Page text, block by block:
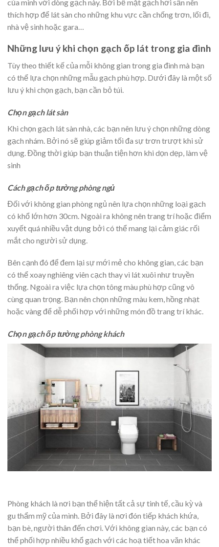
của mình với dòng gạch này. Bởi bề mặt gạch hơi sần nên
thích hợp để lát sàn cho những khu vực cần chống trơn, lối đi,
nhà vệ sinh hoặc gara…
Những lưu ý khi chọn gạch ốp lát trong gia đình
Tùy theo thiết kế của mỗi không gian trong gia đình mà bạn
có thể lựa chọn những mẫu gạch phù hợp. Dưới đây là một số
lưu ý khi chọn gạch, bạn cần bỏ túi.
Chọn gạch lát sàn
Khi chọn gạch lát sàn nhà, các bạn nên lưu ý chọn những dòng
gạch nhám. Bởi nó sẽ giúp giảm tối đa sự trơn trượt khi sử
dụng. Đồng thời giúp bạn thuận tiện hơn khi dọn dẹp, làm vệ
sinh
Cách gạch ốp tường phòng ngủ
Đối với không gian phòng ngủ nên lựa chọn những loại gạch
có khổ lớn hơn 30cm. Ngoài ra không nên trang trí hoặc điểm
xuyết quá nhiều vật dụng bởi có thể mang lại cảm giác rối
mắt cho người sử dụng.
Bên cạnh đó để đem lại sự mới mẻ cho không gian, các bạn
có thể xoay nghiêng viên cạch thay vì lát xuôi như truyền
thống. Ngoài ra việc lựa chọn tông màu phù hợp cũng vô
cùng quan trọng. Bạn nên chọn những màu kem, hồng nhạt
hoặc vàng để dễ phối hợp với những món đồ trang trí khác.
Chọngạch ốp tường phòng khách
Phòng khách là nơi bạn thể hiện tất cả sự tinh tế, cầu kỳ và
gu thẩm mỹ của mình. Bởi đây là nơi đón tiếp khách khứa,
bạn bè, người thân đến chơi. Với không gian này, các bạn có
thể phối hợp nhiều khổ gạch với các hoạ tiết hoa văn khác